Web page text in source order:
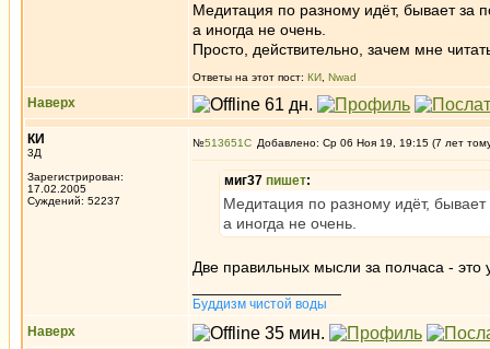
Медитация по разному идёт, бывает за
а иногда не очень.
Просто, действительно, зачем мне
Ответы на этот пост: КИ Nwad
Наверх
КИ
3Д
Зарегистрирован:
17.02.2005
Суждений: 52237
№513651 Добавлено: Ср 06 Ноя 19, 19:15 (7 лет
миг37 пишет:
Медитация по разному идёт,
а иногда не очень.
Две правильных мысли за полчаса - это
Буддизм чистой воды
Наверх